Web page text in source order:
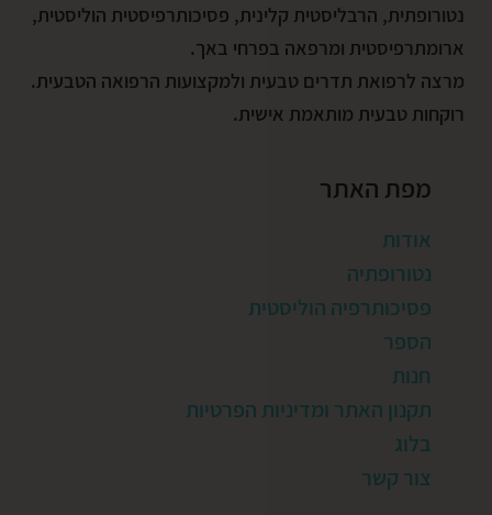
נטורופתית, הרבליסטית קלינית, פסיכותרפיסטית הוליסטית,
ארומתרפיסטית ומרפאה בפרחי באך.
מרצה לרפואת תדרים טבעית ולמקצועות הרפואה הטבעית.
רוקחות טבעית מותאמת אישית.
מפת האתר
אודות
נטורופתיה
פסיכותרפיה הוליסטית
הספר
חנות
תקנון האתר ומדיניות הפרטיות
בלוג
צור קשר